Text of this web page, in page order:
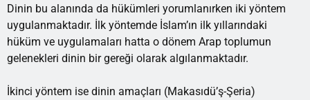
Dinin bu alanında da hükümleri yorumlanırken iki yöntem
uygulanmaktadır. İlk yöntemde İslam’ın ilk yıllarındaki
hüküm ve uygulamaları hatta o dönem Arap toplumun
gelenekleri dinin bir gereği olarak algılanmaktadır.
İkinci yöntem ise dinin amaçları (Makasıdü’ş-Şeria)